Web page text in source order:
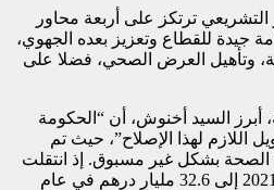
ترتكز على أربعة محاور
جيدة للقطاع وتعزيز بعده الجهوي،
وتأهيل العرض الصحي، فضلا على
أبرز السيد أخنوش، أن “الحكومة
اللازم لهذا الإصلاح”، حيث تم
الصحة بشكل غير مسبوق. إذ انتقلت
من 19.7 مليار درهم في عام 2021 إلى 32.6 مليار درهم في عام